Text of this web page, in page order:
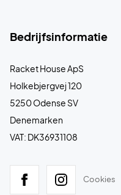
Bedrijfsinformatie
Racket House ApS
Holkebjergvej 120
5250 Odense SV
Denemarken
VAT: DK36931108
Cookies